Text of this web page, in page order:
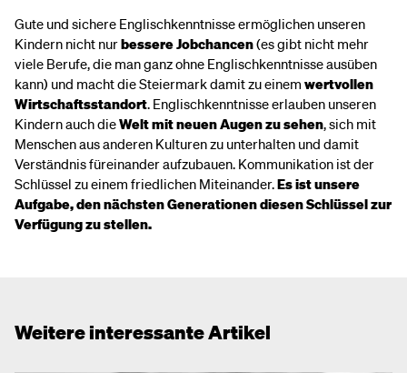
Gute und sichere Englischkenntnisse ermöglichen unseren
Kindern nicht nurbessere Jobchancen(es gibt nicht mehr
viele Berufe, die man ganz ohne Englischkenntnisse ausüben
kann) und macht die Steiermark damit zu einem wertvollen
Wirtschaftsstandort. Englischkenntnisse erlauben unseren
Kindern auch dieWelt mit neuen Augen zu sehen, sich mit
Menschen aus anderen Kulturen zu unterhalten und damit
Verständnis füreinander aufzubauen. Kommunikation ist der
Schlüssel zu einem friedlichen Miteinander.Es ist unsere
Aufgabe, den nächsten Generationen diesen Schlüssel zur
Verfügung zu stellen.
Weitere interessante Artikel